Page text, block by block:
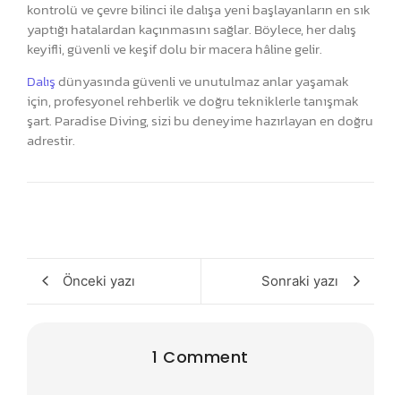
kontrolü ve çevre bilinci ile dalışa yeni başlayanların en sık
yaptığı hatalardan kaçınmasını sağlar. Böylece, her dalış
keyifli, güvenli ve keşif dolu bir macera hâline gelir.
Dalışdünyasında güvenli ve unutulmaz anlar yaşamak
için, profesyonel rehberlik ve doğru tekniklerle tanışmak
şart. Paradise Diving, sizi bu deneyime hazırlayan en doğru
adrestir.
Önceki yazı Sonraki yazı
1 Comment